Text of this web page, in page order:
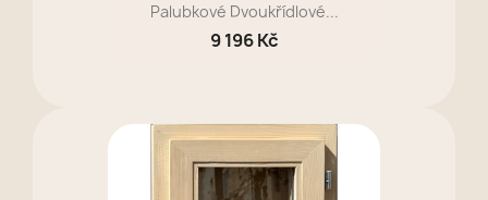
Palubkové Dvoukřídlové...
9 196 Kč